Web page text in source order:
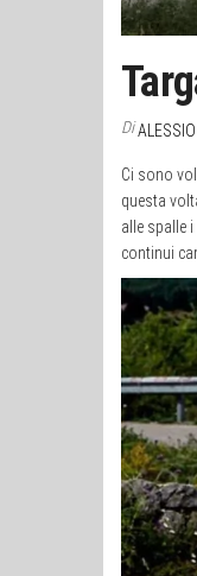
DiALESSIO
Ci sono
questa
alle spalle
continui